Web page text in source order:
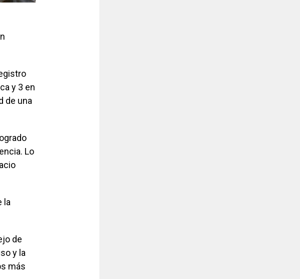
y 3 en
de una
Lo
la
de
y la
más